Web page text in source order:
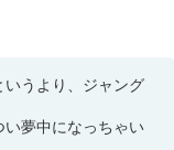
うより、ジャング
夢中になっちゃい